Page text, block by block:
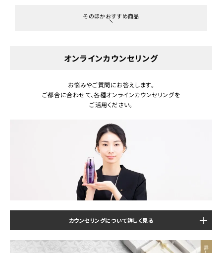
そのほかおすすめ商品
オンラインカウンセリング
お悩みやご質問にお答えします。
ご都合に合わせて、各種オンラインカウンセリングを
ご活用ください。
カウンセリングについて詳しく見る